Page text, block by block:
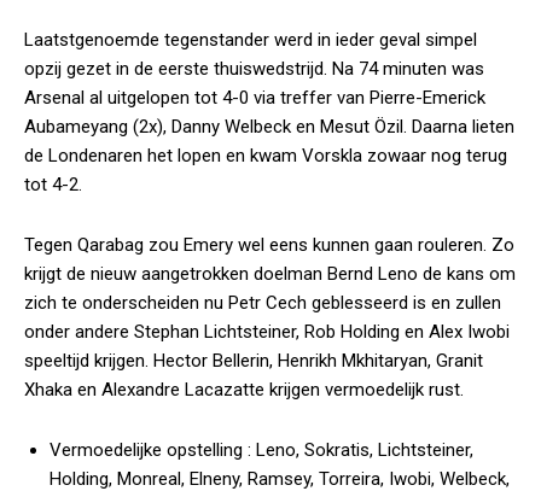
Laatstgenoemde tegenstander werd in ieder geval simpel
opzij gezet in de eerste thuiswedstrijd. Na 74 minuten was
Arsenal al uitgelopen tot 4-0 via treffer van Pierre-Emerick
Aubameyang (2x), Danny Welbeck en Mesut Özil. Daarna lieten
de Londenaren het lopen en kwam Vorskla zowaar nog terug
tot 4-2.
Tegen Qarabag zou Emery wel eens kunnen gaan rouleren. Zo
krijgt de nieuw aangetrokken doelman Bernd Leno de kans om
zich te onderscheiden nu Petr Cech geblesseerd is en zullen
onder andere Stephan Lichtsteiner, Rob Holding en Alex Iwobi
speeltijd krijgen. Hector Bellerin, Henrikh Mkhitaryan, Granit
Xhaka en Alexandre Lacazatte krijgen vermoedelijk rust.
Vermoedelijke opstelling : Leno, Sokratis, Lichtsteiner,
Holding, Monreal, Elneny, Ramsey, Torreira, Iwobi, Welbeck,